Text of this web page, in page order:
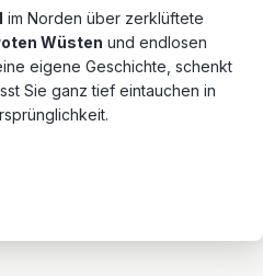
im Norden über zerklüftete
Wüsten und endlosen
eigene Geschichte, schenkt
Sie ganz tief eintauchen in